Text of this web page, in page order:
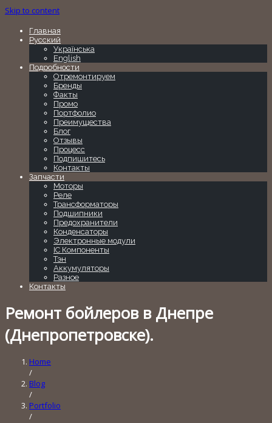
Skip to content
Главная
Русский
Українська
English
Подробности
Отремонтируем
Бренды
Факты
Промо
Портфолио
Преимущества
Блог
Отзывы
Процесс
Подпишитесь
Контакты
Запчасти
Моторы
Реле
Трансформаторы
Подшипники
Предохранители
Конденсаторы
Электронные модули
IC Компоненты
Тэн
Аккумуляторы
Разное
Контакты
Ремонт бойлеров в Днепре
(Днепропетровске).
Home
/
Blog
/
Portfolio
/